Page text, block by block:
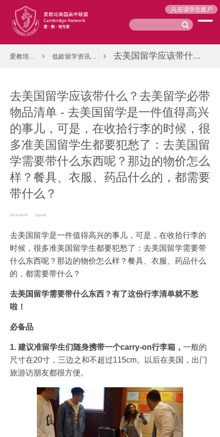
在读学生账户
爱教培... 低龄留学资讯... 去美国留学应该带什...
去美国留学应该带什么？去美留学必带
物品清单 - 去美国留学是一件值得高兴
的事儿，可是，在收拾行李的时候，很
多准美国留学生都要犯愁了：去美国留
学需要带什么东西呢？那边的物价怎么
样？餐具、衣服、药品什么的，都需要
带什么？
2019-05-09 jiayiok
去美国留学是一件值得高兴的事儿，可是，在收拾行李的
时候，很多准美国留学生都要犯愁了：去美国留学需要带
什么东西呢？那边的物价怎么样？餐具、衣服、药品什么
的，都需要带什么？
去美国留学需要带什么东西？有了这份行李清单就不愁
啦！
必备品
1. 建议准留学生们随身携带一个carry-on行李箱， 一般的
尺寸在20寸，三边之和不超过115cm。以后在美国，出门
旅游访朋友都很方便。